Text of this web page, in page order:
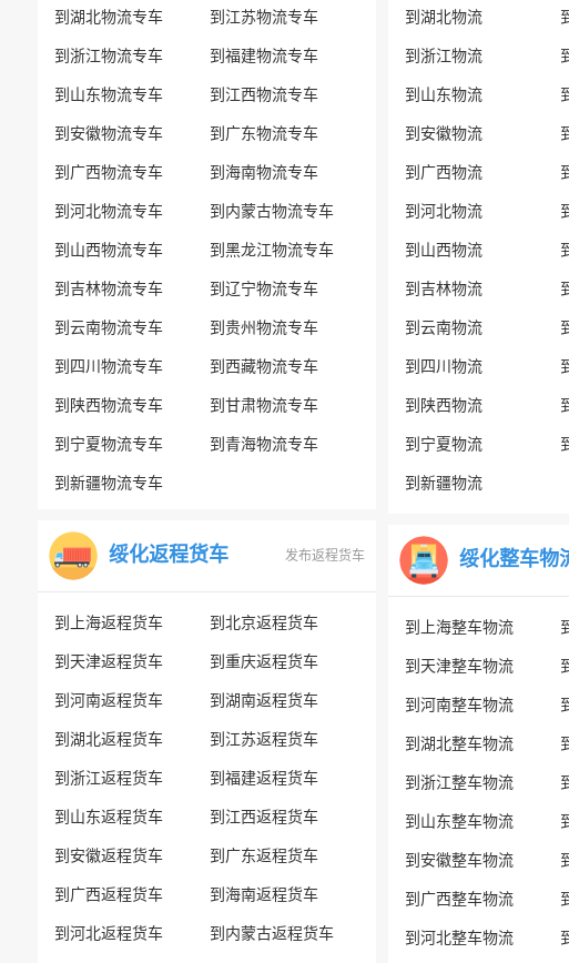
到湖北物流专车 到江苏物流专车
到浙江物流专车 到福建物流专车
到山东物流专车 到江西物流专车
到安徽物流专车 到广东物流专车
到广西物流专车 到海南物流专车
到河北物流专车 到内蒙古物流专车
到山西物流专车 到黑龙江物流专车
到吉林物流专车 到辽宁物流专车
到云南物流专车 到贵州物流专车
到四川物流专车 到西藏物流专车
到陕西物流专车 到甘肃物流专车
到宁夏物流专车 到青海物流专车
到新疆物流专车
绥化返程货车 发布返程货车
到上海返程货车 到北京返程货车
到天津返程货车 到重庆返程货车
到河南返程货车 到湖南返程货车
到湖北返程货车 到江苏返程货车
到浙江返程货车 到福建返程货车
到山东返程货车 到江西返程货车
到安徽返程货车 到广东返程货车
到广西返程货车 到海南返程货车
到河北返程货车 到内蒙古返程货车
到湖北物流
到浙江物流
到山东物流
到安徽物流
到广西物流
到河北物流
到山西物流
到吉林物流
到云南物流
到四川物流
到陕西物流
到宁夏物流
到新疆物流
绥化整车物
到上海整车物流
到天津整车物流
到河南整车物流
到湖北整车物流
到浙江整车物流
到山东整车物流
到安徽整车物流
到广西整车物流
到河北整车物流